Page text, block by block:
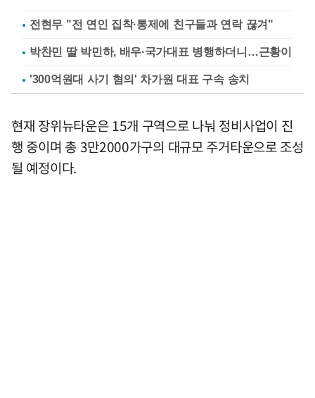
전현무 "전 연인 집착·통제에 친구들과 연락 끊겨"
박찬민 딸 박민하, 배우·국가대표 병행하더니…근황이
'300억원대 사기 혐의' 차가원 대표 구속 송치
현재 장위뉴타운은 15개 구역으로 나눠 정비사업이 진
행 중이며 총 3만2000가구의 대규모 주거타운으로 조성
될 예정이다.